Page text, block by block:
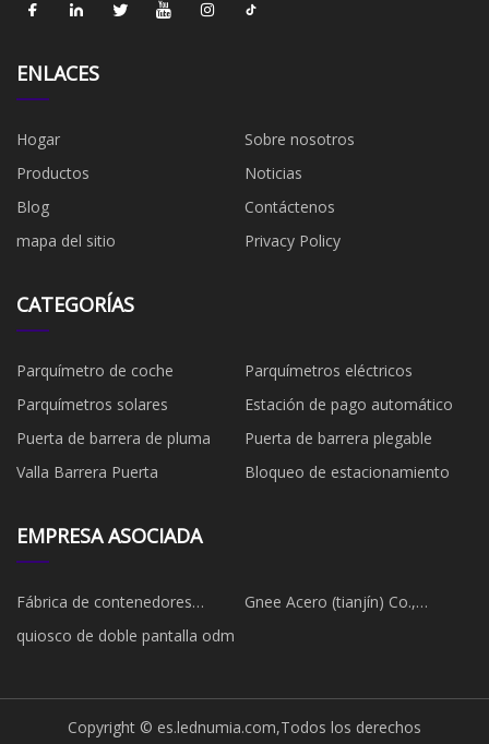
ENLACES
Hogar
Sobre nosotros
Productos
Noticias
Blog
Contáctenos
mapa del sitio
Privacy Policy
CATEGORÍAS
Parquímetro de coche
Parquímetros eléctricos
Parquímetros solares
Estación de pago automático
Puerta de barrera de pluma
Puerta de barrera plegable
Valla Barrera Puerta
Bloqueo de estacionamiento
EMPRESA ASOCIADA
Fábrica de contenedores
expandibles de China
Gnee Acero (tianjín) Co.,
quiosco de doble pantalla odm
Copyright © es.lednumia.com,Todos los derechos